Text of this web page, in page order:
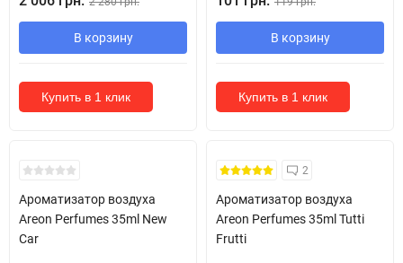
В корзину
Купить в 1 клик
В корзину
Купить в 1 клик
Ароматизатор воздуха
Areon Perfumes 35ml New
Car
2
Ароматизатор воздуха
Areon Perfumes 35ml Tutti
Frutti